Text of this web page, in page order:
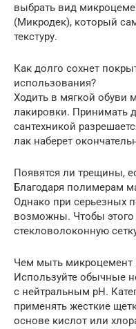
выбрать вид
(Микродек), который
текстуру.
Как долго сохнет
использования?
Ходить в мягкой обуви
лакировки. Принимать
сантехникой
лак наберет
Появятся ли трещины,
Благодаря полимерам
Однако при серьезных
возможны. Чтобы этого
стекловолоконную
Чем мыть микроцемент
Используйте обычные
с нейтральным pH.
применять жесткие
основе кислот или